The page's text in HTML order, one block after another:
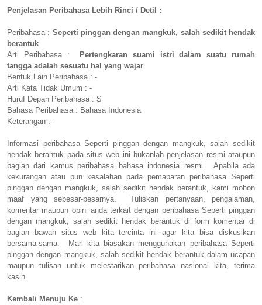
Penjelasan Peribahasa Lebih Rinci / Detil :
Peribahasa : Seperti pinggan dengan mangkuk, salah sedikit hendak
berantuk
Arti Peribahasa :
Pertengkaran suami istri dalam suatu rumah
tangga adalah sesuatu hal yang wajar
Bentuk Lain Peribahasa : -
Arti Kata Tidak Umum : -
Huruf Depan Peribahasa : S
Bahasa Peribahasa : Bahasa Indonesia
Keterangan : -
Informasi peribahasa Seperti pinggan dengan mangkuk, salah sedikit
hendak berantuk pada situs web ini bukanlah penjelasan resmi ataupun
bagian dari kamus peribahasa bahasa indonesia resmi. Apabila ada
kekurangan atau pun kesalahan pada pemaparan peribahasa Seperti
pinggan dengan mangkuk, salah sedikit hendak berantuk, kami mohon
maaf yang sebesar-besarnya. Tuliskan pertanyaan, pengalaman,
komentar maupun opini anda terkait dengan peribahasa Seperti pinggan
dengan mangkuk, salah sedikit hendak berantuk di form komentar di
bagian bawah situs web kita tercinta ini agar kita bisa diskusikan
bersama-sama. Mari kita biasakan menggunakan peribahasa Seperti
pinggan dengan mangkuk, salah sedikit hendak berantuk dalam ucapan
maupun tulisan untuk melestarikan peribahasa nasional kita, terima
kasih.
Kembali Menuju Ke :